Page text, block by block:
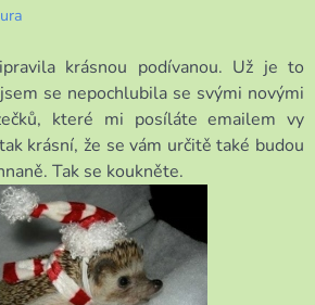
krásnou podívanou. Už je to
se nepochlubila se svými novými
které mi posíláte emailem vy
krásní, že se vám určitě také budou
Tak se koukněte.